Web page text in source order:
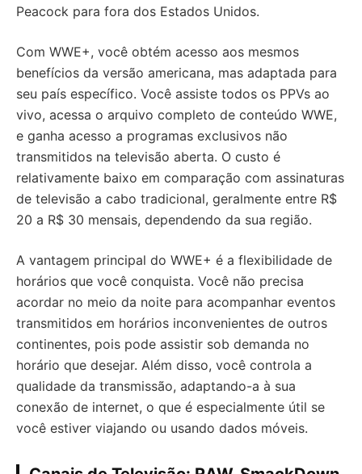
Peacock para fora dos Estados Unidos.
Com WWE+, você obtém acesso aos mesmos
benefícios da versão americana, mas adaptada para
seu país específico. Você assiste todos os PPVs ao
vivo, acessa o arquivo completo de conteúdo WWE,
e ganha acesso a programas exclusivos não
transmitidos na televisão aberta. O custo é
relativamente baixo em comparação com assinaturas
de televisão a cabo tradicional, geralmente entre R$
20 a R$ 30 mensais, dependendo da sua região.
A vantagem principal do WWE+ é a flexibilidade de
horários que você conquista. Você não precisa
acordar no meio da noite para acompanhar eventos
transmitidos em horários inconvenientes de outros
continentes, pois pode assistir sob demanda no
horário que desejar. Além disso, você controla a
qualidade da transmissão, adaptando-a à sua
conexão de internet, o que é especialmente útil se
você estiver viajando ou usando dados móveis.